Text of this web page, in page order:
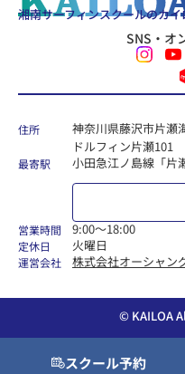
湘南サーフィンスクールのカイ
SNS・オ
住所
神奈川県藤沢市片瀬
ドルフィン片瀬101
最寄駅 小田急江ノ島線「片
営業時間 9:00〜18:00
定休日 火曜日
運営会社 株式会社オーシャン
© KAILOA
スクール予約